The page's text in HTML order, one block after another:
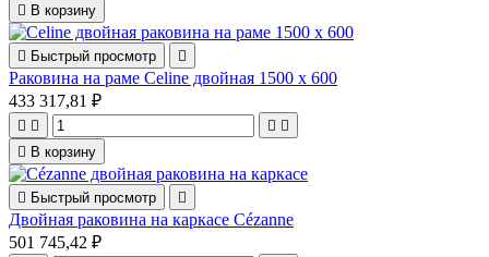
 В корзину
 Быстрый просмотр 
Раковина на раме Celine двойная 1500 x 600
433 317,81 ₽
   
 В корзину
 Быстрый просмотр 
Двойная раковина на каркасе Cézanne
501 745,42 ₽